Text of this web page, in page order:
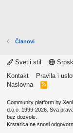
Članovi
Svetli stil
Kontakt
Pravila i
Naslovna
R
Community platform by
d.o.o. 1999-2026. Sva
bez dozvole.
Krstarica ne snosi